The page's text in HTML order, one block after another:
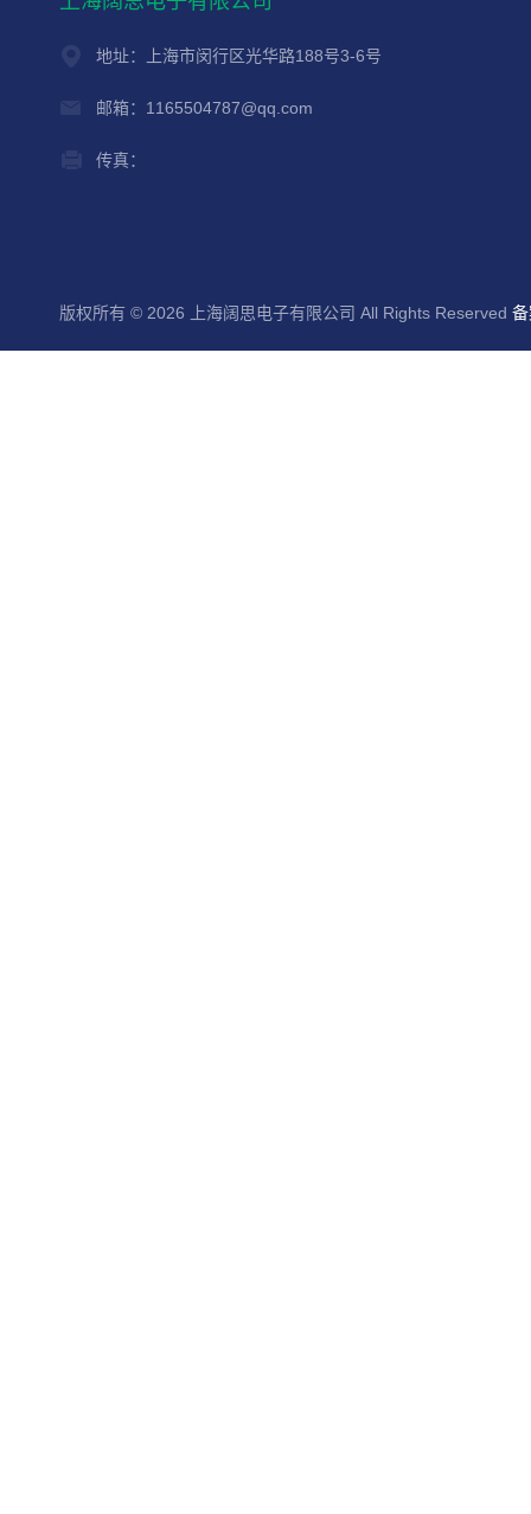
地址：上海市闵行区光华路188号3-6号
邮箱：1165504787@qq.com
传真：
版权所有 © 2026 上海阔思电子有限公司 All Rights Reserved